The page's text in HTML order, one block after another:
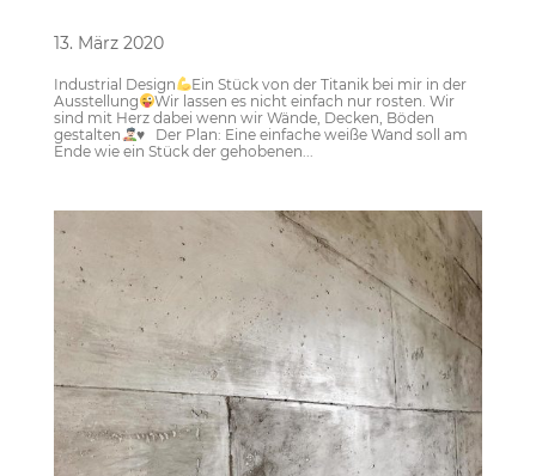
13. März 2020
Industrial Design
Ein Stück von der Titanik bei mir in der
Ausstellung
Wir lassen es nicht einfach nur rosten. Wir
sind mit Herz dabei wenn wir Wände, Decken, Böden
gestalten
♥️ Der Plan: Eine einfache weiße Wand soll am
Ende wie ein Stück der gehobenen...